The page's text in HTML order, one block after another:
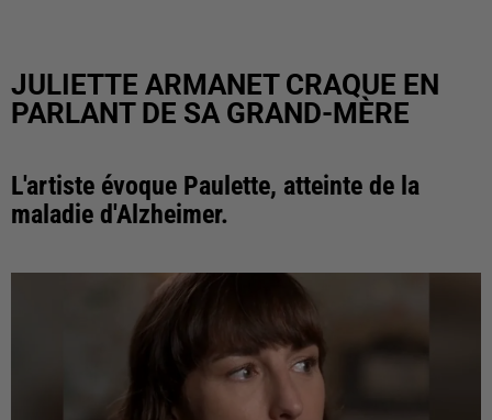
JULIETTE ARMANET CRAQUE EN
PARLANT DE SA GRAND-MÈRE
L'artiste évoque Paulette, atteinte de la
maladie d'Alzheimer.